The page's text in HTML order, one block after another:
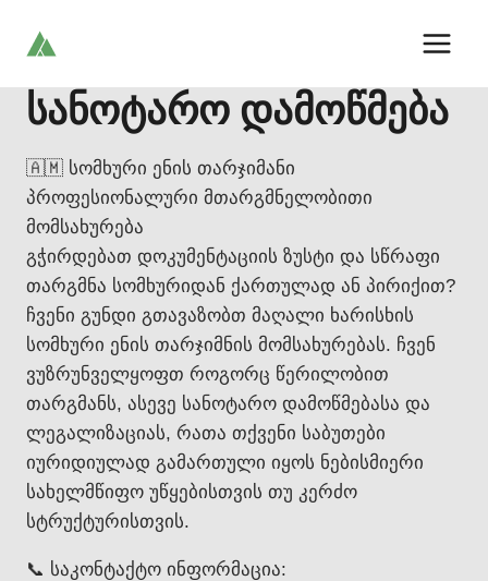
სანოტარო დამოწმება
🇦🇲 სომხური ენის თარჯიმანი
პროფესიონალური მთარგმნელობითი
მომსახურება
გჭირდებათ დოკუმენტაციის ზუსტი და სწრაფი
თარგმნა სომხურიდან ქართულად ან პირიქით?
ჩვენი გუნდი გთავაზობთ მაღალი ხარისხის
სომხური ენის თარჯიმნის მომსახურებას. ჩვენ
ვუზრუნველყოფთ როგორც წერილობით
თარგმანს, ასევე სანოტარო დამოწმებასა და
ლეგალიზაციას, რათა თქვენი საბუთები
იურიდიულად გამართული იყოს ნებისმიერი
სახელმწიფო უწყებისთვის თუ კერძო
სტრუქტურისთვის.
📞 საკონტაქტო ინფორმაცია: